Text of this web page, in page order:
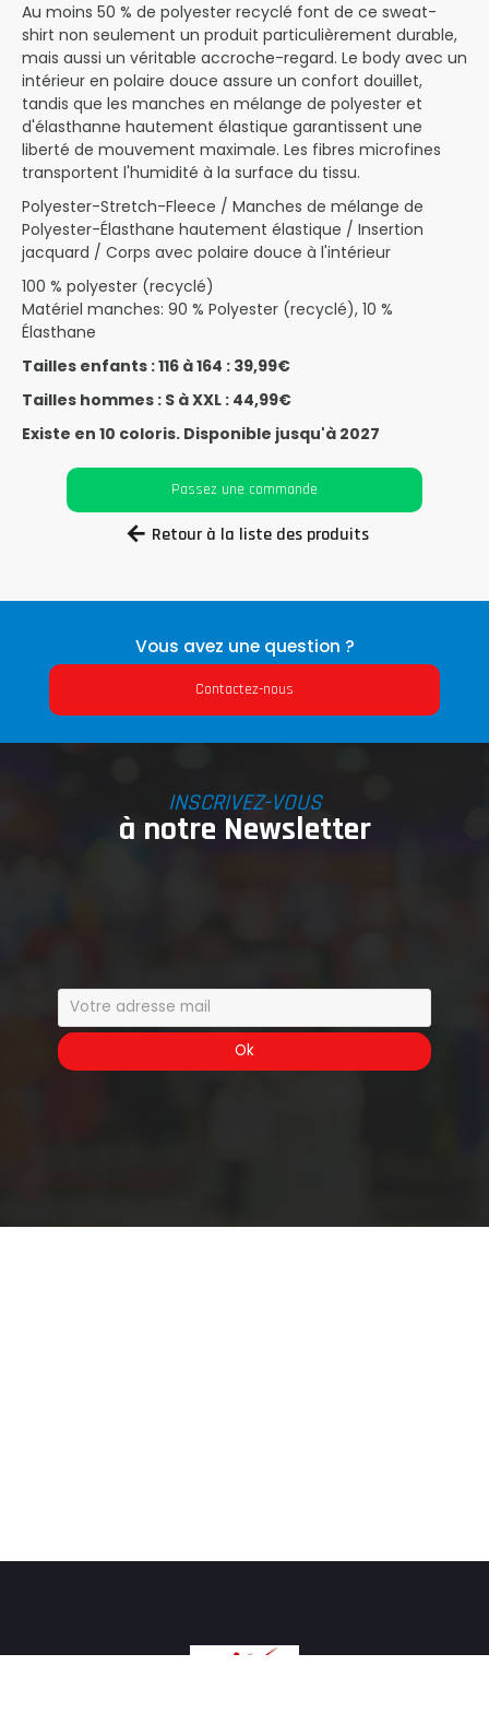
Au moins 50 % de polyester recyclé font de ce sweat-
shirt non seulement un produit particulièrement durable,
mais aussi un véritable accroche-regard. Le body avec un
intérieur en polaire douce assure un confort douillet,
tandis que les manches en mélange de polyester et
d'élasthanne hautement élastique garantissent une
liberté de mouvement maximale. Les fibres microfines
transportent l'humidité à la surface du tissu.
Polyester-Stretch-Fleece / Manches de mélange de
Polyester-Élasthane hautement élastique / Insertion
jacquard / Corps avec polaire douce à l'intérieur
100 % polyester (recyclé)
Matériel manches: 90 % Polyester (recyclé), 10 %
Élasthane
Tailles enfants : 116 à 164 : 39,99€
Tailles hommes : S à XXL : 44,99€
Existe en 10 coloris. Disponible jusqu'à 2027
Passez une commande
Retour à la liste des produits
Vous avez une question ?
Contactez-nous
INSCRIVEZ-VOUS
à notre Newsletter